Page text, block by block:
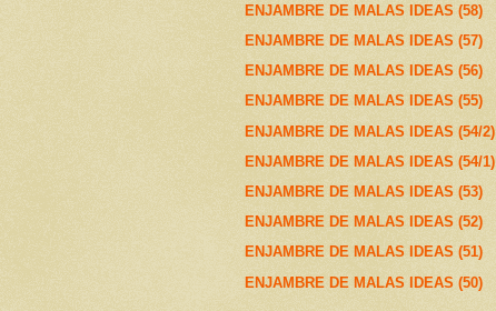
ENJAMBRE DE MALAS IDEAS (58)
ENJAMBRE DE MALAS IDEAS (57)
ENJAMBRE DE MALAS IDEAS (56)
ENJAMBRE DE MALAS IDEAS (55)
ENJAMBRE DE MALAS IDEAS (54/2)
ENJAMBRE DE MALAS IDEAS (54/1)
ENJAMBRE DE MALAS IDEAS (53)
ENJAMBRE DE MALAS IDEAS (52)
ENJAMBRE DE MALAS IDEAS (51)
ENJAMBRE DE MALAS IDEAS (50)